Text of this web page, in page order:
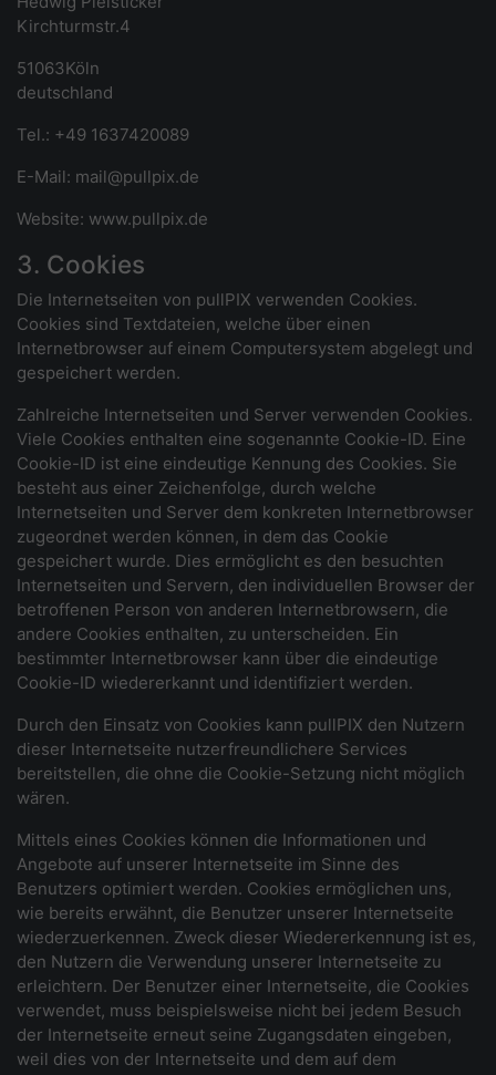
Kirchturmstr.4
51063Köln
deutschland
Tel.: +49 1637420089
E-Mail: mail@pullpix.de
Website: www.pullpix.de
3. Cookies
Die Internetseiten von pullPIX verwenden Cookies.
Cookies sind Textdateien, welche über einen
Internetbrowser auf einem Computersystem abgelegt und
gespeichert werden.
Zahlreiche Internetseiten und Server verwenden Cookies.
Viele Cookies enthalten eine sogenannte Cookie-ID. Eine
Cookie-ID ist eine eindeutige Kennung des Cookies. Sie
besteht aus einer Zeichenfolge, durch welche
Internetseiten und Server dem konkreten Internetbrowser
zugeordnet werden können, in dem das Cookie
gespeichert wurde. Dies ermöglicht es den besuchten
Internetseiten und Servern, den individuellen Browser der
betroffenen Person von anderen Internetbrowsern, die
andere Cookies enthalten, zu unterscheiden. Ein
bestimmter Internetbrowser kann über die eindeutige
Cookie-ID wiedererkannt und identifiziert werden.
Durch den Einsatz von Cookies kann pullPIX den Nutzern
dieser Internetseite nutzerfreundlichere Services
bereitstellen, die ohne die Cookie-Setzung nicht möglich
wären.
Mittels eines Cookies können die Informationen und
Angebote auf unserer Internetseite im Sinne des
Benutzers optimiert werden. Cookies ermöglichen uns,
wie bereits erwähnt, die Benutzer unserer Internetseite
wiederzuerkennen. Zweck dieser Wiedererkennung ist es,
den Nutzern die Verwendung unserer Internetseite zu
erleichtern. Der Benutzer einer Internetseite, die Cookies
verwendet, muss beispielsweise nicht bei jedem Besuch
der Internetseite erneut seine Zugangsdaten eingeben,
weil dies von der Internetseite und dem auf dem